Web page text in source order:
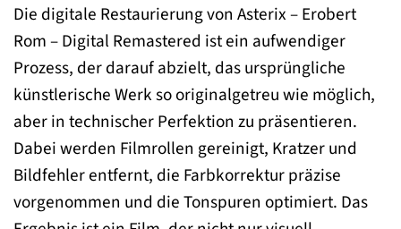
Die digitale Restaurierung von Asterix – Erobert
Rom – Digital Remastered ist ein aufwendiger
Prozess, der darauf abzielt, das ursprüngliche
künstlerische Werk so originalgetreu wie möglich,
aber in technischer Perfektion zu präsentieren.
Dabei werden Filmrollen gereinigt, Kratzer und
Bildfehler entfernt, die Farbkorrektur präzise
vorgenommen und die Tonspuren optimiert. Das